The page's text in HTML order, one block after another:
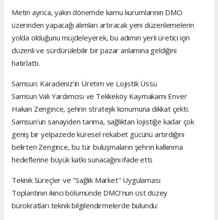
Metin ayrıca, yakın dönemde kamu kurumlarının DMO
üzerinden yapacağı alımları artıracak yeni düzenlemelerin
yolda olduğunu müjdeleyerek, bu adımın yerli üretici için
düzenli ve sürdürülebilir bir pazar anlamına geldiğini
hatırlattı.
Samsun: Karadeniz’in Üretim ve Lojistik Üssü
Samsun Vali Yardımcısı ve Tekkeköy Kaymakamı Enver
Hakan Zengince, şehrin stratejik konumuna dikkat çekti.
Samsun’un sanayiden tarıma, sağlıktan lojistiğe kadar çok
geniş bir yelpazede küresel rekabet gücünü artırdığını
belirten Zengince, bu tür buluşmaların şehrin kalkınma
hedeflerine büyük katkı sunacağını ifade etti.
Teknik Süreçler ve "Sağlık Market" Uygulaması
Toplantının ikinci bölümünde DMO’nun üst düzey
bürokratları teknik bilgilendirmelerde bulundu: